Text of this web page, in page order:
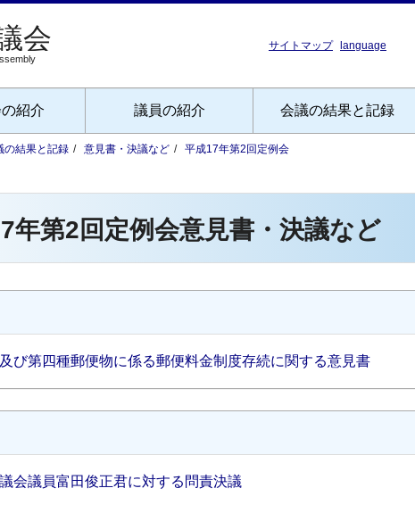
サイトマップ language
紹介 議員の紹介 会議の結果と記録
の結果と記録 意見書・決議など 平成17年第2回定例会
年第2回定例会意見書・決議など
び第四種郵便物に係る郵便料金制度存続に関する意見書
会議員富田俊正君に対する問責決議